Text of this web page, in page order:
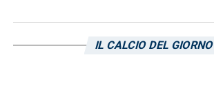
IL CALCIO DEL GIORNO